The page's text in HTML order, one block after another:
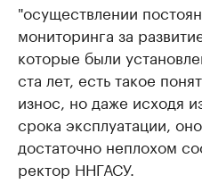
"осуществлении
мониторинга за
которые были
ста лет, есть такое
износ, но даже исходя
срока эксплуатации,
достаточно неплохом
ректор ННГАСУ.